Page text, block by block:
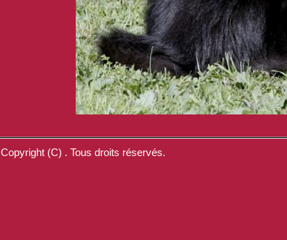
Copyright (C) . Tous droits réservés.